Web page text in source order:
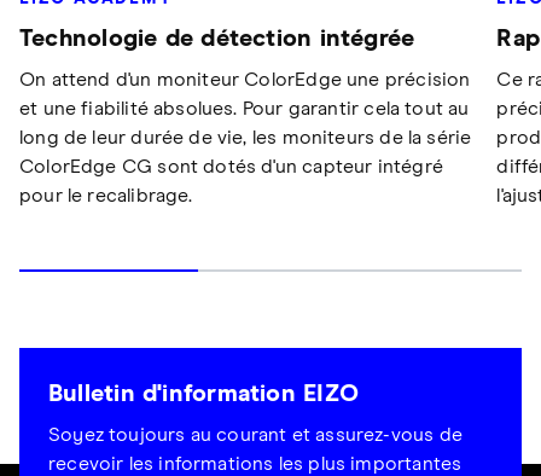
Technologie de détection intégrée
On attend d'un moniteur ColorEdge une précision
et une fiabilité absolues. Pour garantir cela tout au
long de leur durée de vie, les moniteurs de la série
ColorEdge CG sont dotés d'un capteur intégré
pour le recalibrage.
Ce
Bulletin d'information EIZO
Soyez toujours au courant et assurez-vous de
recevoir les informations les plus importantes